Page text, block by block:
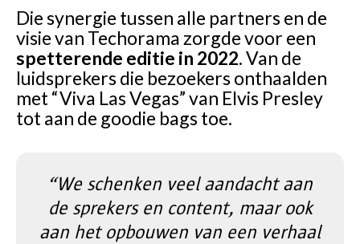
Die synergie tussen alle partners en de
visie van Techorama zorgde voor een
spetterende editie in 2022. Van de
luidsprekers die bezoekers onthaalden
met “Viva Las Vegas” van Elvis Presley
tot aan de goodie bags toe.
“We schenken veel aandacht aan
de sprekers en content, maar ook
aan het opbouwen van een verhaal